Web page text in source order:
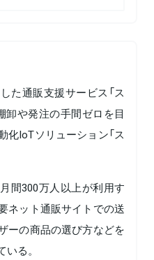
た通販支援サービス「ス
卸や発注の手間ゼロを目
化IoTソリューション「ス
間300万人以上が利用す
ネット通販サイトでの送
ーの商品の選び方などを
る。